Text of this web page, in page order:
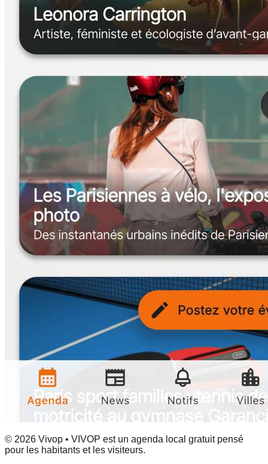
© 2026 Vivop • VIVOP est un agenda local gratuit pensé
pour les habitants et les visiteurs.